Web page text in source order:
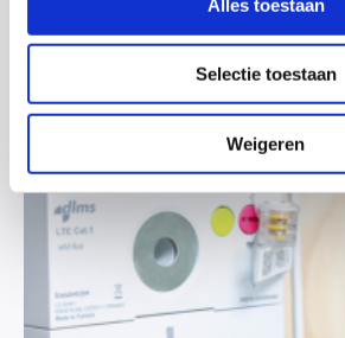
Alles toestaan
Selectie toestaan
Weigeren